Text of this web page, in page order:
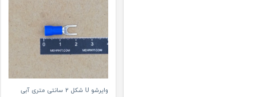
وایرشو U شکل 2 سانتی متری آبی